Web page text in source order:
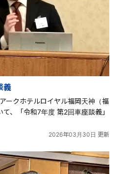
義
ークホテルロイヤル福岡天神（福
、「令和7年度 第2回車座談義」
2026年03月30日 更新